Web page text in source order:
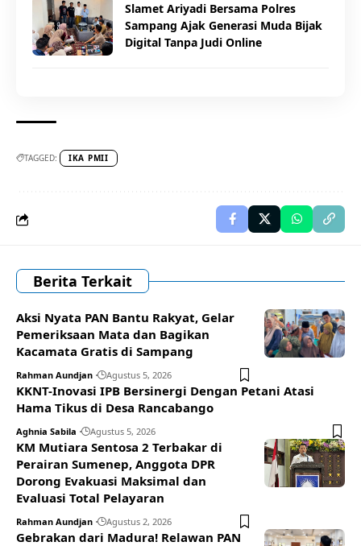
Slamet Ariyadi Bersama Polres
Sampang Ajak Generasi Muda Bijak
Digital Tanpa Judi Online
TAGGED: IKA PMII
Berita Terkait
Aksi Nyata PAN Bantu Rakyat, Gelar
Pemeriksaan Mata dan Bagikan
Kacamata Gratis di Sampang
Rahman Aundjan Agustus 5, 2026
KKNT-Inovasi IPB Bersinergi Dengan Petani Atasi
Hama Tikus di Desa Rancabango
Aghnia Sabila Agustus 5, 2026
KM Mutiara Sentosa 2 Terbakar di
Perairan Sumenep, Anggota DPR
Dorong Evakuasi Maksimal dan
Evaluasi Total Pelayaran
Rahman Aundjan Agustus 2, 2026
Gebrakan dari Madura! Relawan PAN